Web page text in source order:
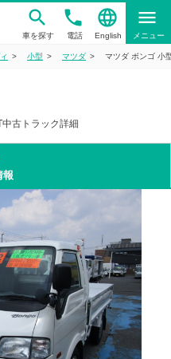
車を探す
phone
電話
language
English
menu
メニュー
小型 マツダ マツダ ボンゴ 小
古トラック詳細
報